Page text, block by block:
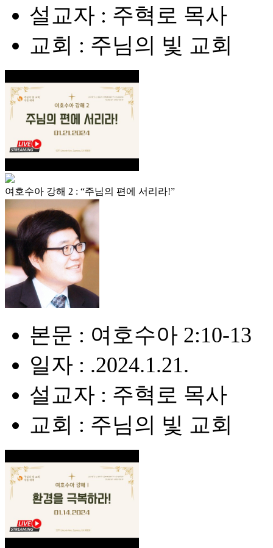
설교자 : 주혁로 목사
교회 : 주님의 빛 교회
여호수아 강해 2 : “주님의 편에 서리라!”
본문 : 여호수아 2:10-13
일자 : .2024.1.21.
설교자 : 주혁로 목사
교회 : 주님의 빛 교회